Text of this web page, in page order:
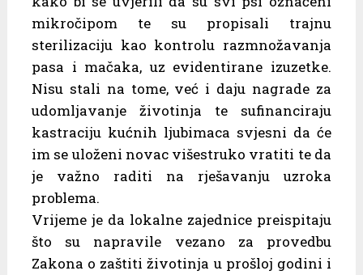
mikročipom te su propisali trajnu
sterilizaciju kao kontrolu razmnožavanja
pasa i mačaka, uz evidentirane izuzetke.
Nisu stali na tome, već i daju nagrade za
udomljavanje životinja te sufinanciraju
kastraciju kućnih ljubimaca svjesni da će
im se uloženi novac višestruko vratiti te da
je važno raditi na rješavanju uzroka
problema.
Vrijeme je da lokalne zajednice preispitaju
što su napravile vezano za provedbu
Zakona o zaštiti životinja u prošloj godini i